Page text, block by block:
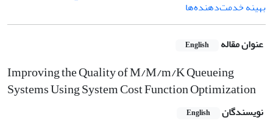
بهینه خدمت‌دهنده‌ها
عنوان مقاله English
Improving the Quality of M/M/m/K Queueing
Systems Using System Cost Function Optimization
نویسندگان English